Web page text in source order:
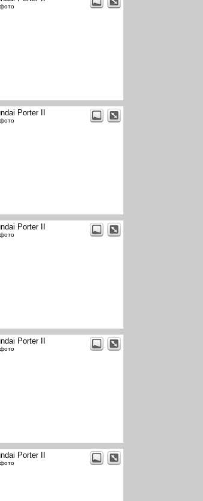
Porter II
Porter II
Porter II
Porter II